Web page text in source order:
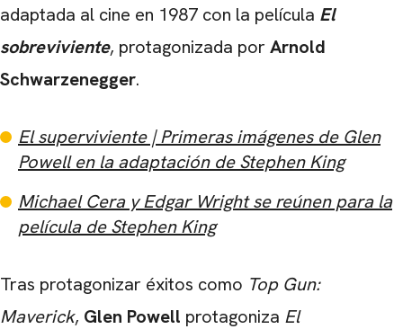
adaptada al cine en 1987 con la película El
sobreviviente, protagonizada por Arnold
Schwarzenegger.
El superviviente | Primeras imágenes de Glen
Powell en la adaptación de Stephen King
Michael Cera y Edgar Wright se reúnen para la
película de Stephen King
Tras protagonizar éxitos como Top Gun:
Maverick, Glen Powell protagoniza El
CARREGANDO PUBLICIDADE